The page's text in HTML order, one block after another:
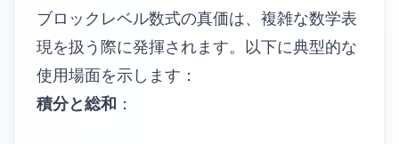
ブロックレベル数式の真価は、複雑な数学表
現を扱う際に発揮されます。以下に典型的な
使用場面を示します：
積分と総和 ：